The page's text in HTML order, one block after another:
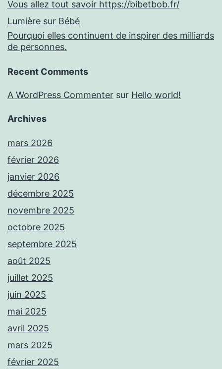
Vous allez tout savoir https://bibetbob.fr/
Lumière sur Bébé
Pourquoi elles continuent de inspirer des milliards
de personnes.
Recent Comments
A WordPress Commenter sur Hello world!
Archives
mars 2026
février 2026
janvier 2026
décembre 2025
novembre 2025
octobre 2025
septembre 2025
août 2025
juillet 2025
juin 2025
mai 2025
avril 2025
mars 2025
février 2025